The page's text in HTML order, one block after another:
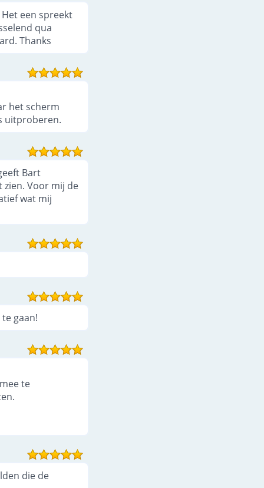
een spreekt
qua
Thanks
het scherm
uitproberen.
Bart
Voor mij de
wat mij
gaan!
te
die de